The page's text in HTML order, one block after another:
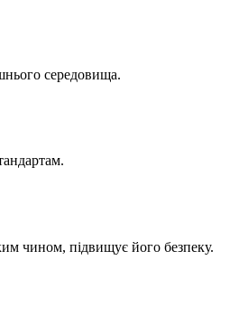
середовища.
чином, підвищує його безпеку.